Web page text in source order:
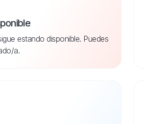
estando disponible. Puedes
a.